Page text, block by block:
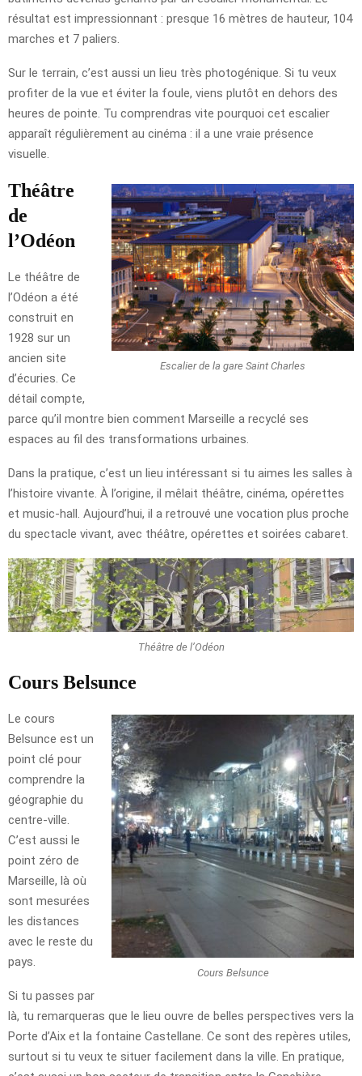
résultat est impressionnant : presque 16 mètres de hauteur, 104
marches et 7 paliers.
Sur le terrain, c’est aussi un lieu très photogénique. Si tu veux
profiter de la vue et éviter la foule, viens plutôt en dehors des
heures de pointe. Tu comprendras vite pourquoi cet escalier
apparaît régulièrement au cinéma : il a une vraie présence
visuelle.
Escalier de la gare Saint Charles
Théâtre
de
l’Odéon
Le théâtre de
l’Odéon a été
construit en
1928 sur un
ancien site
d’écuries. Ce
détail compte,
parce qu’il montre bien comment Marseille a recyclé ses
espaces au fil des transformations urbaines.
Dans la pratique, c’est un lieu intéressant si tu aimes les salles à
l’histoire vivante. À l’origine, il mêlait théâtre, cinéma, opérettes
et music-hall. Aujourd’hui, il a retrouvé une vocation plus proche
du spectacle vivant, avec théâtre, opérettes et soirées cabaret.
Théâtre de l’Odéon
Cours Belsunce
Cours Belsunce
Le cours
Belsunce est un
point clé pour
comprendre la
géographie du
centre-ville.
C’est aussi le
point zéro de
Marseille, là où
sont mesurées
les distances
avec le reste du
pays.
Si tu passes par
là, tu remarqueras que le lieu ouvre de belles perspectives vers la
Porte d’Aix et la fontaine Castellane. Ce sont des repères utiles,
surtout si tu veux te situer facilement dans la ville. En pratique,